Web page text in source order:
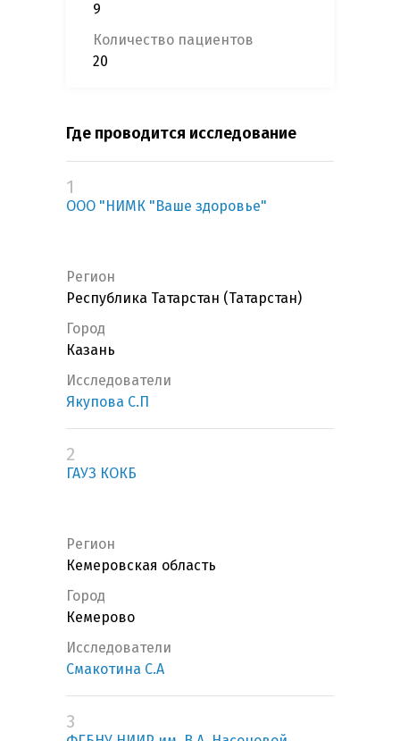
9
Количество пациентов
20
Где проводится исследование
1
ООО "НИМК "Ваше здоровье"
Регион
Республика Татарстан (Татарстан)
Город
Казань
Исследователи
Якупова С.П
2
ГАУЗ КОКБ
Регион
Кемеровская область
Город
Кемерово
Исследователи
Смакотина С.А
3